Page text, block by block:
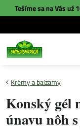
Tešíme sa na Vás už
Krémy a balzamy
Konský gél
únavu nôh